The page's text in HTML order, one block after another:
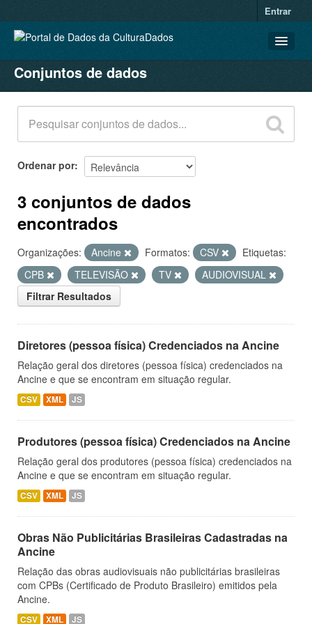
Entrar
CONJUNTOS DE DADOS
ORGANIZAÇÕES
GRUPOS
SOBRE
Conjuntos de dados
Ordenar por
3 conjuntos de dados
encontrados
Organizações: Ancine Formatos: CSV
Etiquetas:
CPB
TELEVISÃO TV
AUDIOVISUAL
Filtrar Resultados
Diretores (pessoa física) Credenciados na Ancine
Relação geral dos diretores (pessoa física) credenciados na
Ancine e que se encontram em situação regular.
CSV XML JS
Produtores (pessoa física) Credenciados na Ancine
Relação geral dos produtores (pessoa física) credenciados na
Ancine e que se encontram em situação regular.
CSV XML JS
Obras Não Publicitárias Brasileiras Cadastradas na
Ancine
Relação das obras audiovisuais não publicitárias brasileiras
com CPBs (Certificado de Produto Brasileiro) emitidos pela
Ancine.
CSV XML JS